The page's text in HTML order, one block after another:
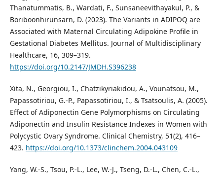
Thanatummatis, B., Wardati, F., Sunsaneevithayakul, P., &
Boriboonhirunsarn, D. (2023). The Variants in ADIPOQ are
Associated with Maternal Circulating Adipokine Profile in
Gestational Diabetes Mellitus. Journal of Multidisciplinary
Healthcare, 16, 309–319.
https://doi.org/10.2147/JMDH.S396238
Xita, N., Georgiou, I., Chatzikyriakidou, A., Vounatsou, M.,
Papassotiriou, G.-P., Papassotiriou, I., & Tsatsoulis, A. (2005).
Effect of Adiponectin Gene Polymorphisms on Circulating
Adiponectin and Insulin Resistance Indexes in Women with
Polycystic Ovary Syndrome. Clinical Chemistry, 51(2), 416–
423. https://doi.org/10.1373/clinchem.2004.043109
Yang, W.-S., Tsou, P.-L., Lee, W.-J., Tseng, D.-L., Chen, C.-L.,